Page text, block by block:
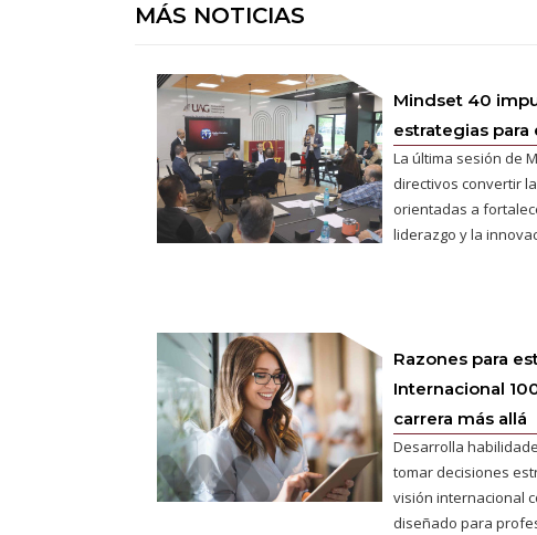
MÁS NOTICIAS
Mindset 40
estrategias para
La última sesión de
directivos convertir
orientadas a
liderazgo y la
Razones para
Internacional
carrera más allá
Desarrolla
tomar decisiones
visión internacional
diseñado para